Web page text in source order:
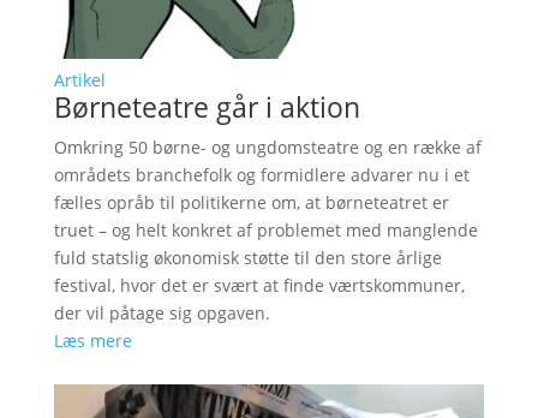
Artikel
Børneteatre går i aktion
Omkring 50 børne- og ungdomsteatre og en række af
områdets branchefolk og formidlere advarer nu i et
fælles opråb til politikerne om, at børneteatret er
truet – og helt konkret af problemet med manglende
fuld statslig økonomisk støtte til den store årlige
festival, hvor det er svært at finde værtskommuner,
der vil påtage sig opgaven.
Læs mere